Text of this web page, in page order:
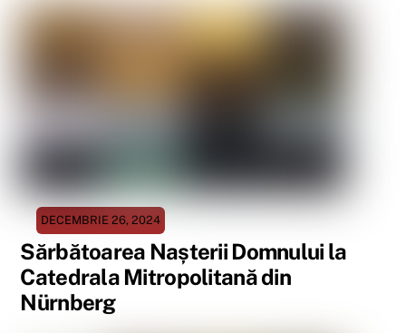
DECEMBRIE 26, 2024
Sărbătoarea Nașterii Domnului la
Catedrala Mitropolitană din
Nürnberg